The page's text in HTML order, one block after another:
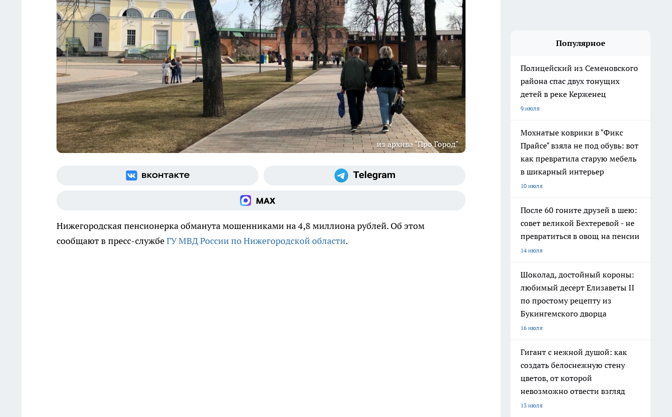
из архива "Про Город"
Нижегородская пенсионерка обманута мошенниками на 4,8 миллиона рублей. Об этом
сообщают в пресс-службеГУ МВД России по Нижегородской области.
Популярное
Полицейский из Семеновского
района спас двух тонущих
детей в реке Керженец
9 июля
Мохнатые коврики в "Фикс
Прайсе" взяла не под обувь: вот
как превратила старую мебель
в шикарный интерьер
10 июля
После 60 гоните друзей в шею:
совет великой Бехтеревой - не
превратиться в овощ на пенсии
14 июля
Шоколад, достойный короны:
любимый десерт Елизаветы II
по простому рецепту из
Букингемского дворца
16 июля
Гигант с нежной душой: как
создать белоснежную стену
цветов, от которой
невозможно отвести взгляд
13 июля